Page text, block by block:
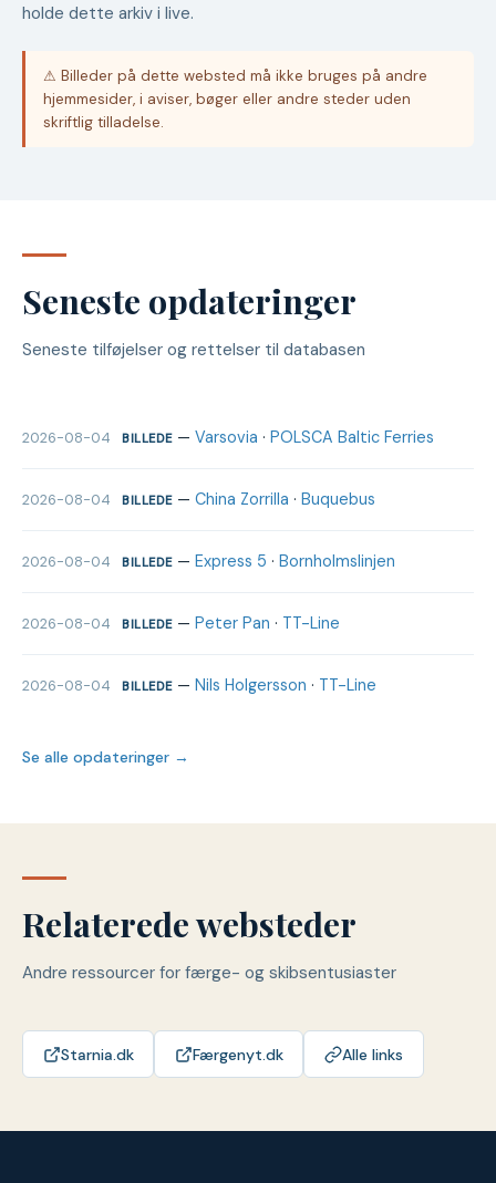
holde dette arkiv i live.
⚠ Billeder på dette websted må ikke bruges på andre
hjemmesider, i aviser, bøger eller andre steder uden
skriftlig tilladelse.
Seneste opdateringer
Seneste tilføjelser og rettelser til databasen
2026-08-04 BILLEDE— Varsovia · POLSCA Baltic Ferries
2026-08-04 BILLEDE— China Zorrilla · Buquebus
2026-08-04 BILLEDE— Express 5 · Bornholmslinjen
2026-08-04 BILLEDE— Peter Pan · TT-Line
2026-08-04 BILLEDE— Nils Holgersson · TT-Line
Se alle opdateringer →
Relaterede websteder
Andre ressourcer for færge- og skibsentusiaster
Starnia.dk Færgenyt.dk Alle links